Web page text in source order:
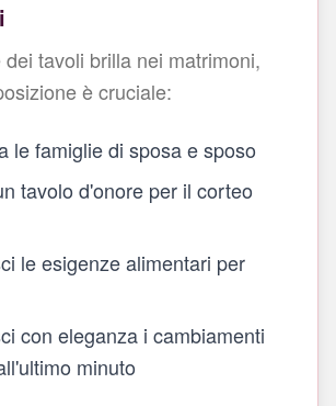
tavoli brilla nei matrimoni,
è cruciale:
le famiglie di sposa e sposo
tavolo d'onore per il corteo
le esigenze alimentari per
con eleganza i cambiamenti
minuto